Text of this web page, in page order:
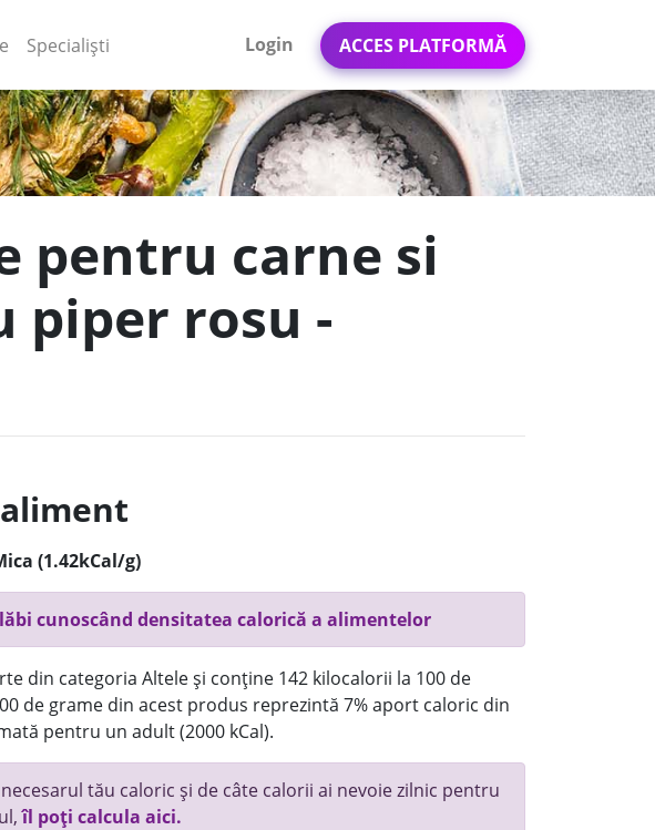
Specialiști Login ACCES PLATFORMĂ
pentru carne si
piper rosu -
(1.42kCal/g)
cunoscând densitatea calorică a alimentelor
din categoria Altele și conține 142 kilocalorii la 100 de
de grame din acest produs reprezintă 7% aport caloric din
pentru un adult (2000 kCal).
tău caloric și de câte calorii ai nevoie zilnic pentru
îl poți calcula aici.